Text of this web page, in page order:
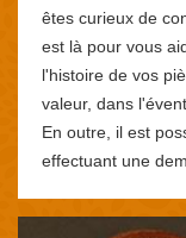
êtes curieux de
est là pour vous
l'histoire de vos
valeur, dans
En outre, il est
effectuant une